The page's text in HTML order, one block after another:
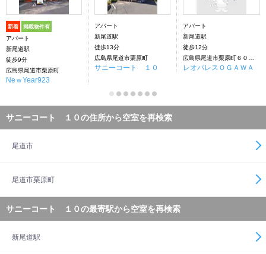
新着 掲載物件有
アパート
新尾道駅
徒歩9分
広島県尾道市栗原町
NeｗYear923
アパート
新尾道駅
徒歩13分
広島県尾道市栗原町
サニーコート １０
アパート
新尾道駅
徒歩12分
レオパレスＯＧＡＷＡ
サニーコート １０の住所から空室を再検索
尾道市
尾道市栗原町
サニーコート １０の最寄駅から空室を再検索
新尾道駅